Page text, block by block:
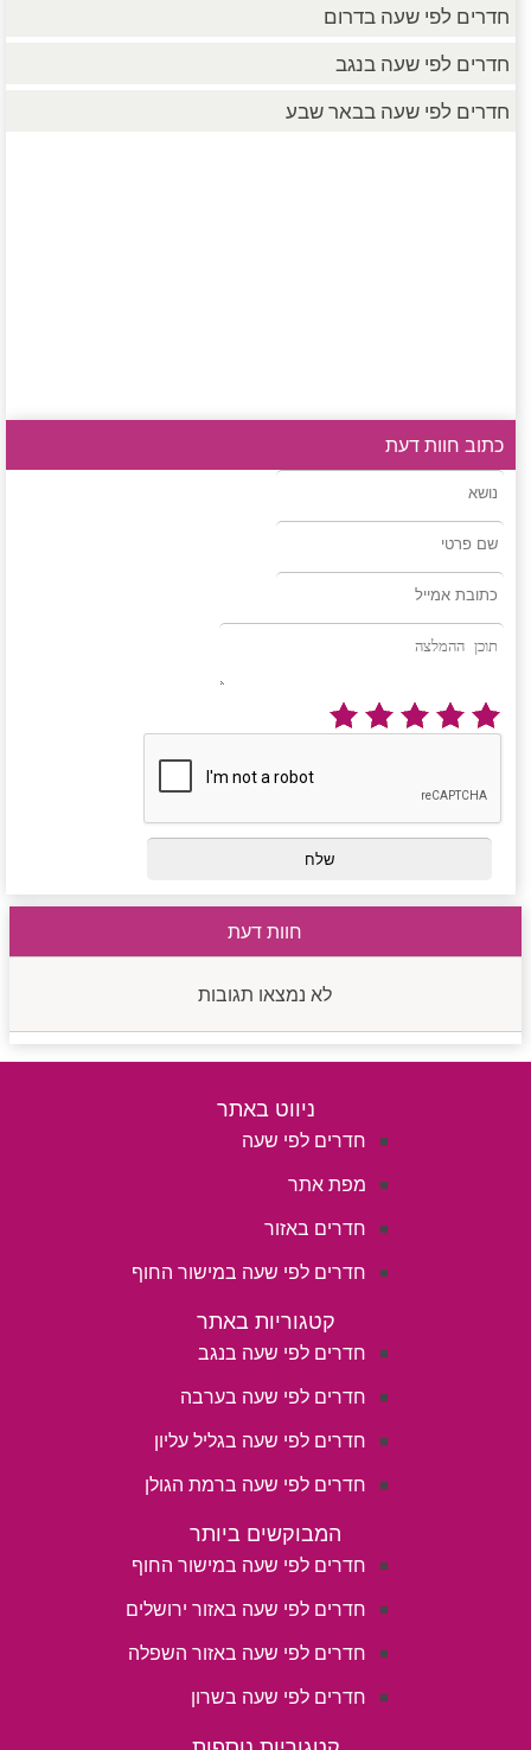
חדרים לפי שעה בדרום
חדרים לפי שעה בנגב
חדרים לפי שעה בבאר שבע
כתוב חוות דעת
חוות דעת
לא נמצאו תגובות
ניווט באתר
חדרים לפי שעה
מפת אתר
חדרים באזור
חדרים לפי שעה במישור החוף
קטגוריות באתר
חדרים לפי שעה בנגב
חדרים לפי שעה בערבה
חדרים לפי שעה בגליל עליון
חדרים לפי שעה ברמת הגולן
המבוקשים ביותר
חדרים לפי שעה במישור החוף
חדרים לפי שעה באזור ירושלים
חדרים לפי שעה באזור השפלה
חדרים לפי שעה בשרון